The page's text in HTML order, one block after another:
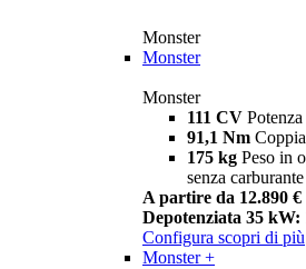
Monster
Monster
Monster
111 CV Potenza
91,1 Nm Coppia
175 kg Peso in
senza carburante
A partire da 12.890 €
Depotenziata 35 kW:
Configura scopri di più
Monster +